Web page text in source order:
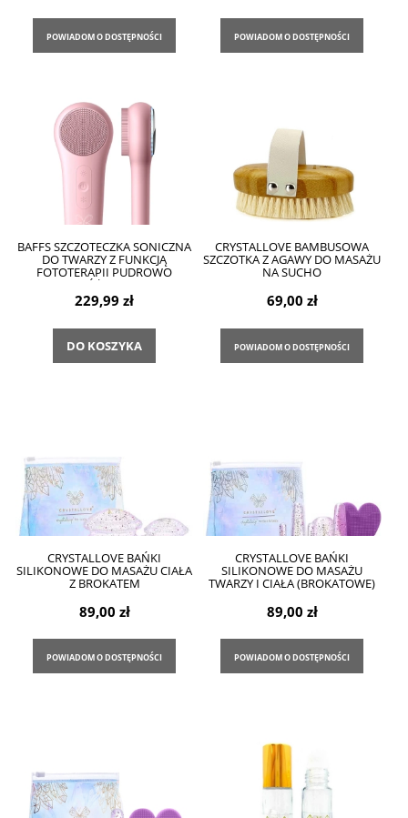
POWIADOM O DOSTĘPNOŚCI POWIADOM O DOSTĘPNOŚCI
BAFFS SZCZOTECZKA SONICZNA
DO TWARZY Z FUNKCJĄ
FOTOTERAPII PUDROWO
RÓŻOWA
229,99 zł
DO KOSZYKA
CRYSTALLOVE BAMBUSOWA
SZCZOTKA Z AGAWY DO MASAŻU
NA SUCHO
69,00 zł
POWIADOM O DOSTĘPNOŚCI
CRYSTALLOVE BAŃKI
SILIKONOWE DO MASAŻU CIAŁA
Z BROKATEM
89,00 zł
POWIADOM O DOSTĘPNOŚCI
CRYSTALLOVE BAŃKI
SILIKONOWE DO MASAŻU
TWARZY I CIAŁA (BROKATOWE)
89,00 zł
POWIADOM O DOSTĘPNOŚCI